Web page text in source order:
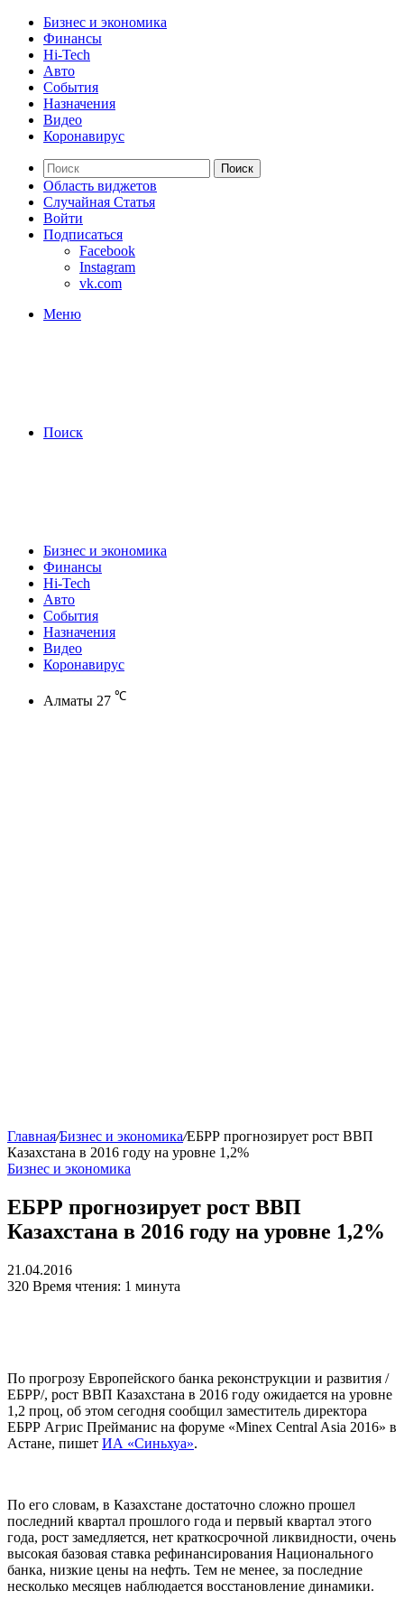
Бизнес и экономика
Финансы
Hi-Tech
Авто
События
Назначения
Видео
Коронавирус
Поиск
Область виджетов
Случайная Статья
Войти
Подписаться
Facebook
Instagram
vk.com
Меню
Поиск
Бизнес и экономика
Финансы
Hi-Tech
Авто
События
Назначения
Видео
Коронавирус
Алматы 27 ℃
Главная/Бизнес и экономика/ЕБРР прогнозирует рост ВВП
Казахстана в 2016 году на уровне 1,2%
Бизнес и экономика
ЕБРР прогнозирует рост ВВП
Казахстана в 2016 году на уровне 1,2%
21.04.2016
320 Время чтения: 1 минута
По прогрозу Европейского банка реконструкции и развития /
ЕБРР/, рост ВВП Казахстана в 2016 году ожидается на уровне
1,2 проц, об этом сегодня сообщил заместитель директора
ЕБРР Агрис Прейманис на форуме «Minex Central Asia 2016» в
Астане, пишет ИА «Синьхуа».
По его словам, в Казахстане достаточно сложно прошел
последний квартал прошлого года и первый квартал этого
года, рост замедляется, нет краткосрочной ликвидности, очень
высокая базовая ставка рефинансирования Национального
банка, низкие цены на нефть. Тем не менее, за последние
несколько месяцев наблюдается восстановление динамики.